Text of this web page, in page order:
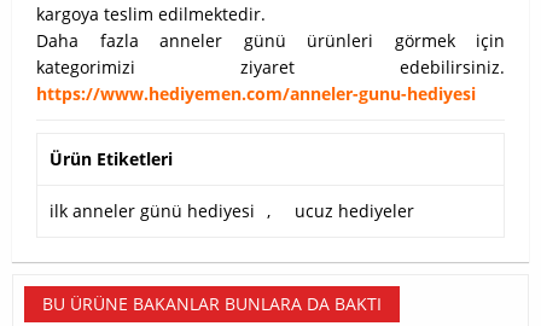
kargoya teslim edilmektedir.
Daha fazla anneler günü ürünleri görmek için
kategorimizi ziyaret edebilirsiniz.
https://www.hediyemen.com/anneler-gunu-hediyesi
Ürün Etiketleri
ilk anneler günü hediyesi , ucuz hediyeler
BU ÜRÜNE BAKANLAR BUNLARA DA BAKTI